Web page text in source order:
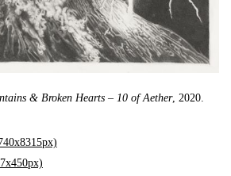
& Broken Hearts – 10 of Aether, 2020.